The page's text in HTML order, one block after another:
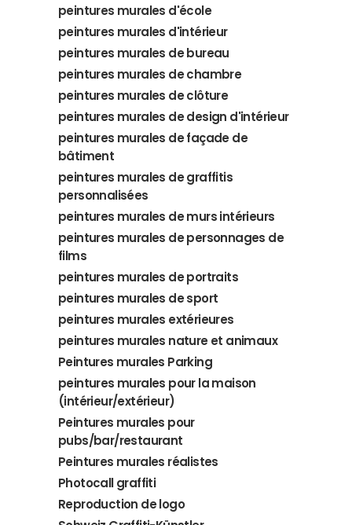
peintures murales d'école
peintures murales d'intérieur
peintures murales de bureau
peintures murales de chambre
peintures murales de clôture
peintures murales de design d'intérieur
peintures murales de façade de
bâtiment
peintures murales de graffitis
personnalisées
peintures murales de murs intérieurs
peintures murales de personnages de
films
peintures murales de portraits
peintures murales de sport
peintures murales extérieures
peintures murales nature et animaux
Peintures murales Parking
peintures murales pour la maison
(intérieur/extérieur)
Peintures murales pour
pubs/bar/restaurant
Peintures murales réalistes
Photocall graffiti
Reproduction de logo